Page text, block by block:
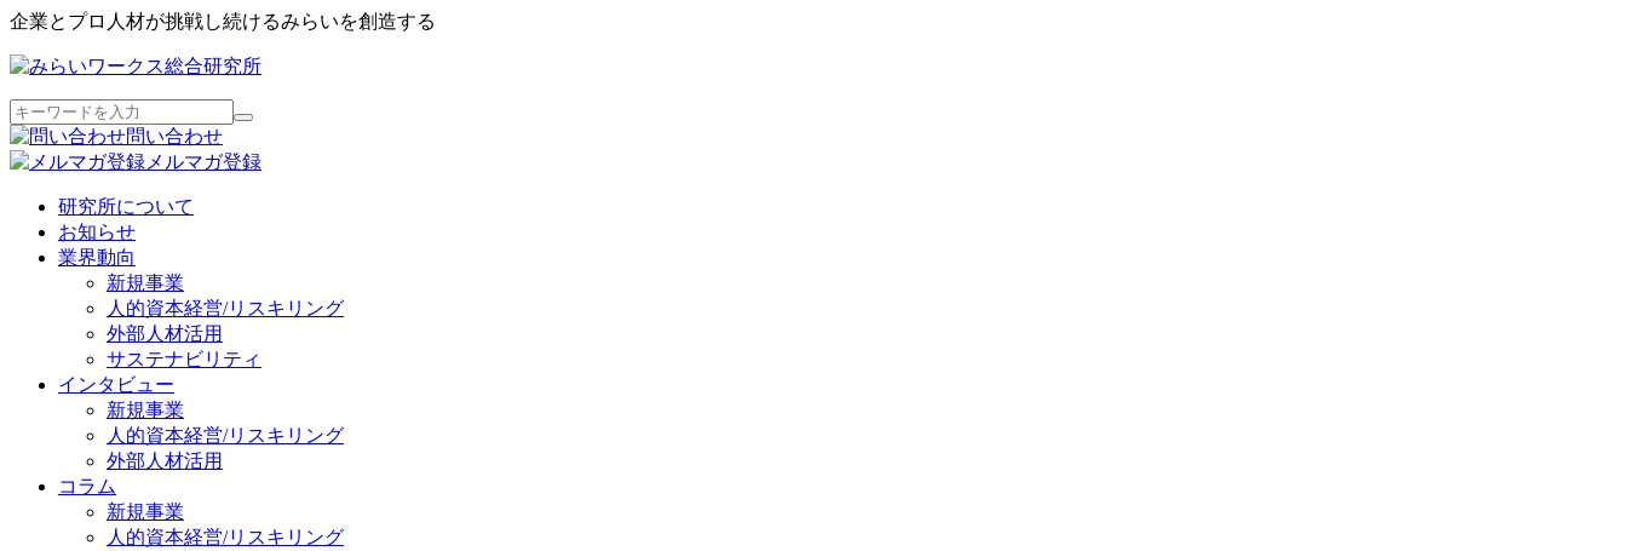
企業とプロ人材が挑戦し続けるみらいを創造する
問い合わせ
メルマガ登録
研究所について
お知らせ
業界動向
新規事業
人的資本経営/リスキリング
外部人材活用
サステナビリティ
インタビュー
新規事業
人的資本経営/リスキリング
外部人材活用
コラム
新規事業
人的資本経営/リスキリング